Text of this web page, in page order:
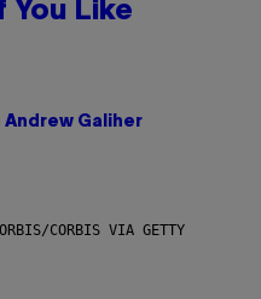
You Like
Andrew Galiher
CORBIS VIA GETTY